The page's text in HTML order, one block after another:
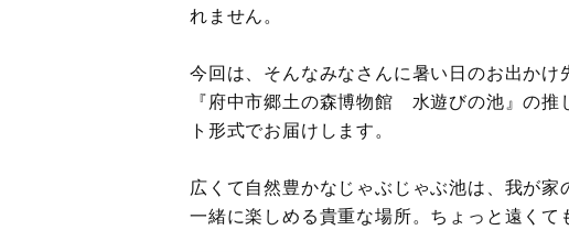
れません。
今回は、そんなみなさんに暑い日のお出か
『府中市郷土の森博物館 水遊びの池』の
ト形式でお届けします。
広くて自然豊かなじゃぶじゃぶ池は、我が
一緒に楽しめる貴重な場所。ちょっと遠くて